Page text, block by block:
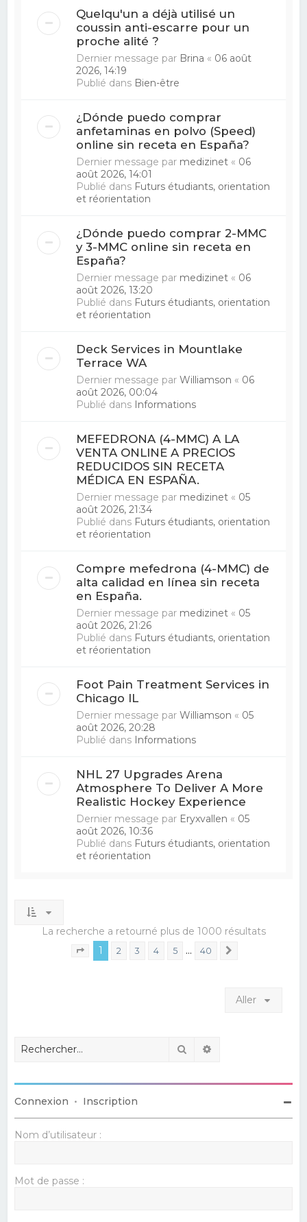
Quelqu'un a déjà utilisé un
coussin anti-escarre pour un
proche alité ?
Dernier message par Brina « 06 août
2026, 14:19
Publié dans Bien-être
¿Dónde puedo comprar
anfetaminas en polvo (Speed)
online sin receta en España?
Dernier message par medizinet « 06
août 2026, 14:01
Publié dans Futurs étudiants, orientation
et réorientation
¿Dónde puedo comprar 2-MMC
y 3-MMC online sin receta en
España?
Dernier message par medizinet « 06
août 2026, 13:20
Publié dans Futurs étudiants, orientation
et réorientation
Deck Services in Mountlake
Terrace WA
Dernier message parWilliamson « 06
août 2026, 00:04
Publié dans Informations
MEFEDRONA (4-MMC) A LA
VENTA ONLINE A PRECIOS
REDUCIDOS SIN RECETA
MÉDICA EN ESPAÑA.
Dernier message par medizinet « 05
août 2026, 21:34
Publié dans Futurs étudiants, orientation
et réorientation
Compre mefedrona (4-MMC) de
alta calidad en línea sin receta
en España.
Dernier message par medizinet « 05
août 2026, 21:26
Publié dans Futurs étudiants, orientation
et réorientation
Foot Pain Treatment Services in
Chicago IL
Dernier message parWilliamson « 05
août 2026, 20:28
Publié dans Informations
NHL 27 Upgrades Arena
Atmosphere To Deliver A More
Realistic Hockey Experience
Dernier message par Eryxvallen « 05
août 2026, 10:36
Publié dans Futurs étudiants, orientation
et réorientation
La recherche a retourné plus de 1000 résultats
Page sur 40
1 2 3 4 5 … 40
Aller
Rechercher
Connexion • Inscription
Nom d’utilisateur :
Mot de passe :